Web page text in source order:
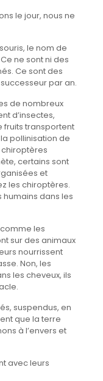
le jour, nous ne
le nom de
ne sont ni des
Ce sont des
par an.
de nombreux
d’insectes,
fruits transportent
pollinisation de
certains sont
et
les chiroptères.
dans les
les
sur des animaux
nourrissent
Non, les
les cheveux, ils
suspendus, en
que la terre
à l’envers et
avec leurs